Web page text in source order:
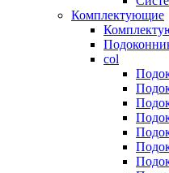
Комплектующие
col